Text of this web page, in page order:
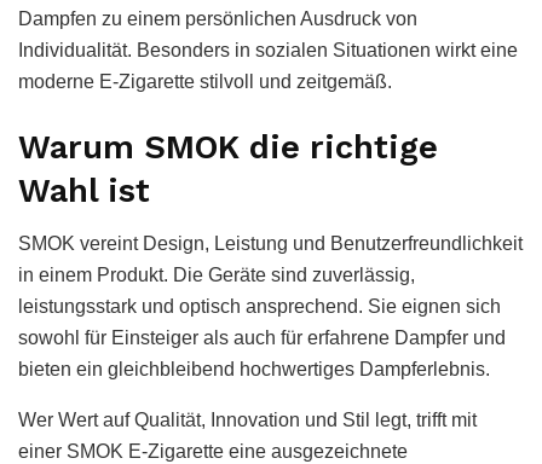
Dampfen zu einem persönlichen Ausdruck von
Individualität. Besonders in sozialen Situationen wirkt eine
moderne E-Zigarette stilvoll und zeitgemäß.
Warum SMOK die richtige
Wahl ist
SMOK vereint Design, Leistung und Benutzerfreundlichkeit
in einem Produkt. Die Geräte sind zuverlässig,
leistungsstark und optisch ansprechend. Sie eignen sich
sowohl für Einsteiger als auch für erfahrene Dampfer und
bieten ein gleichbleibend hochwertiges Dampferlebnis.
Wer Wert auf Qualität, Innovation und Stil legt, trifft mit
einer SMOK E-Zigarette eine ausgezeichnete